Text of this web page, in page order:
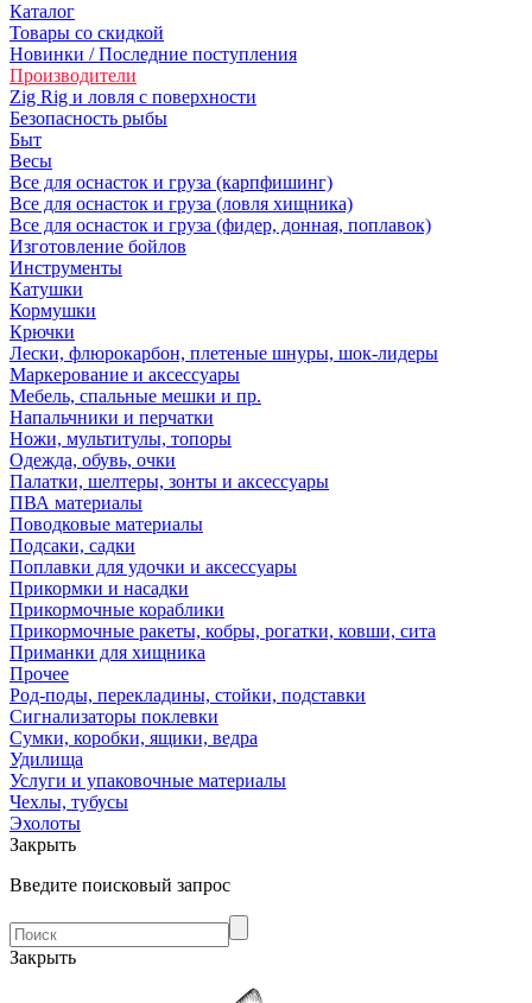
Каталог
Товары со скидкой
Новинки / Последние поступления
Производители
Zig Rig и ловля с поверхности
Безoпасность рыбы
Быт
Весы
Все для оснасток и груза (карпфишинг)
Все для оснасток и груза (ловля хищника)
Все для оснасток и груза (фидер, донная, поплавок)
Изготовление бойлов
Инструменты
Катушки
Кормушки
Крючки
Лески, флюрокарбон, плетеные шнуры, шок-лидеры
Маркерование и аксессуары
Мебель, спальные мешки и пр.
Напальчники и перчатки
Ножи, мультитулы, топоры
Одежда, обувь, очки
Палатки, шелтеры, зонты и аксессуары
ПВА материалы
Поводковые материалы
Подсаки, садки
Поплавки для удочки и аксессуары
Прикормки и насадки
Прикормочные кораблики
Прикормочные ракеты, кобры, рогатки, ковши, сита
Приманки для хищника
Прочее
Род-поды, перекладины, стойки, подставки
Сигнализаторы поклевки
Сумки, коробки, ящики, ведра
Удилища
Услуги и упаковочные материалы
Чехлы, тубусы
Эхолоты
Закрыть
Введите поисковый запрос
Закрыть